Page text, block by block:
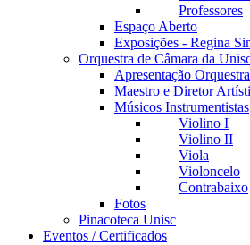
Professores
Espaço Aberto
Exposições - Regina
Orquestra de Câmara da
Apresentação Orquestra
Maestro e Diretor
Músicos Instrumentistas
Violino I
Violino II
Viola
Violoncelo
Contrabaixo
Fotos
Pinacoteca Unisc
Eventos / Certificados